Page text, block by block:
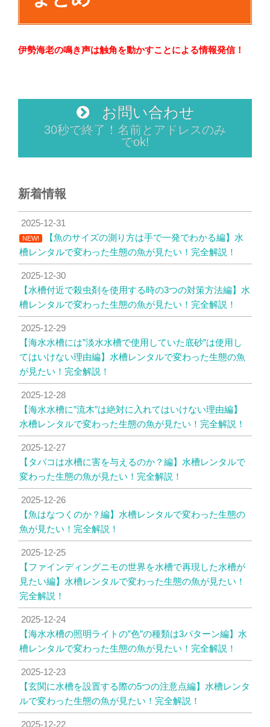
伊勢海老の鳴き声は触角を動かすことによる情報発信！
お問い合わせ
30秒で終了！名前とアドレスのみ
でok!
新着情報
2025-12-31
NEW!
【魚のサイズの測り方は手で一発でわかる編】水
槽レンタルで変わった生態の魚が見たい！完全解説！
2025-12-30
【水槽付近で殺虫剤を使用する時の3つの対策方法編】水
槽レンタルで変わった生態の魚が見たい！完全解説！
2025-12-29
【海水水槽には”淡水水槽で使用していた底砂”は使用し
てはいけない理由編】水槽レンタルで変わった生態の魚
が見たい！完全解説！
2025-12-28
【海水水槽に”流木”は絶対に入れてはいけない理由編】
水槽レンタルで変わった生態の魚が見たい！完全解説！
2025-12-27
【タバコは水槽に害を与えるのか？編】水槽レンタルで
変わった生態の魚が見たい！完全解説！
2025-12-26
【魚はなつくのか？編】水槽レンタルで変わった生態の
魚が見たい！完全解説！
2025-12-25
【ファインディングニモの世界を水槽で再現した水槽が
見たい編】水槽レンタルで変わった生態の魚が見たい！
完全解説！
2025-12-24
【海水水槽の照明ライトの”色”の種類は3パターン編】水
槽レンタルで変わった生態の魚が見たい！完全解説！
2025-12-23
【玄関に水槽を設置する際の5つの注意点編】水槽レンタ
ルで変わった生態の魚が見たい！完全解説！
2025-12-22